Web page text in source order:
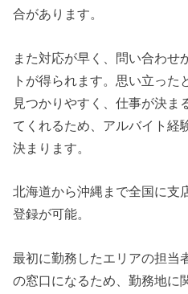
合があります。
また対応が早く、問い合わせ
トが得られます。思い立っ
見つかりやすく、仕事が決ま
てくれるため、アルバイト経
決まります。
北海道から沖縄まで全国に支
登録が可能。
最初に勤務したエリアの担当
の窓口になるため、勤務地に